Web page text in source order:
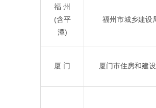
福 州
(含平
潭)
福州市城乡建设
厦 门 厦门市住房和建